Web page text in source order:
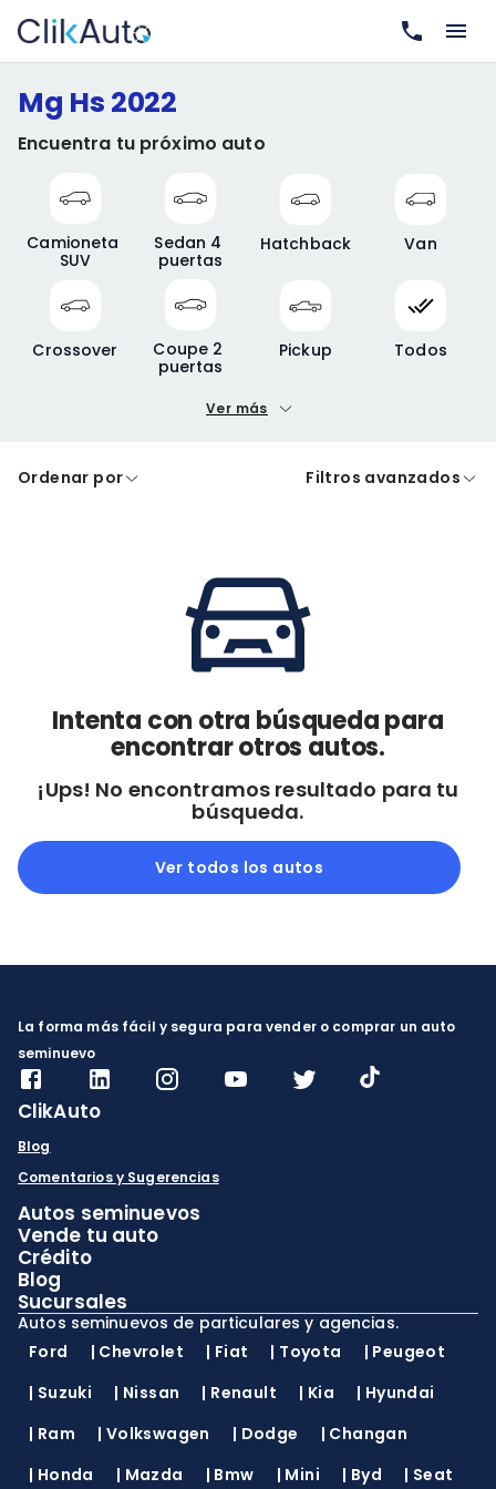
Mg Hs 2022
Encuentra tu próximo auto
Camioneta
SUV
Sedan 4
puertas
Hatchback Van
Crossover
Coupe 2
puertas
Pickup Todos
Precio máximo
A crédito De contado
Negociar precio
Ver más
Ordenar por Filtros avanzados
Intenta con otra búsqueda para
encontrar otros autos.
¡Ups! No encontramos resultado para tu
búsqueda.
Ver todos los autos
La forma más fácil y segura para vender o comprar un auto
seminuevo
ClikAuto
Blog
Comentarios y Sugerencias
Autos seminuevos
Vende tu auto
Crédito
Blog
Sucursales
Autos seminuevos de particulares y agencias.
Ford
| Chevrolet | Fiat | Toyota | Peugeot
| Suzuki | Nissan | Renault | Kia | Hyundai
| Ram | Volkswagen | Dodge | Changan
| Honda | Mazda | Bmw | Mini | Byd | Seat